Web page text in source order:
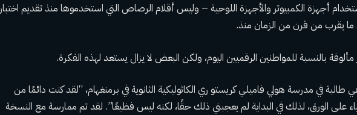
أجهزة الكمبيوتر والأجهزة اللوحية – وليس أقلام الرصاص التي استخدموها منذ تقديم اختبار
ما يقرب من قرن من الزمان منذ.
بالنسبة للمواطنين الرقميين اليوم، ولكن البعض لا يزال يستعد لهذه الفكرة.
في مدرسة هولي فاميلي كريستو ري الكاثوليكية الثانوية في برمنغهام، “لقد كنت دائمًا من
على الورق، لذلك في البداية لم يعجبني ذلك حقًا، لكنه ليس فظيعًا”. لقد تم ممارسة مع النسخة